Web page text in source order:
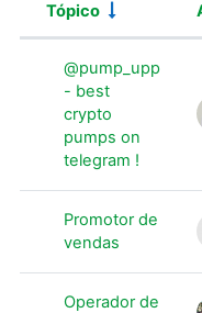
Lista de
Status
Tópico
@pump_upp
- best
crypto
pumps on
telegram !
Promotor de
vendas
Operador de